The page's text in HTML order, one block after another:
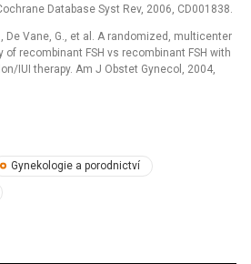
Database Syst Rev, 2006, CD001838.
De Vane, G., et al. A randomized, multicenter
recombinant FSH vs recombinant FSH with
IUI therapy. Am J Obstet Gynecol, 2004,
Gynekologie a porodnictví